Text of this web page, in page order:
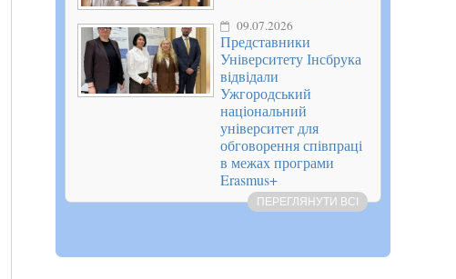
09.07.2026
Представники
Університету Інсбрука
відвідали
Ужгородський
національний
університет для
обговорення співпраці
в межах програми
Erasmus+
ПЕРЕГЛЯНУТИ ВСІ